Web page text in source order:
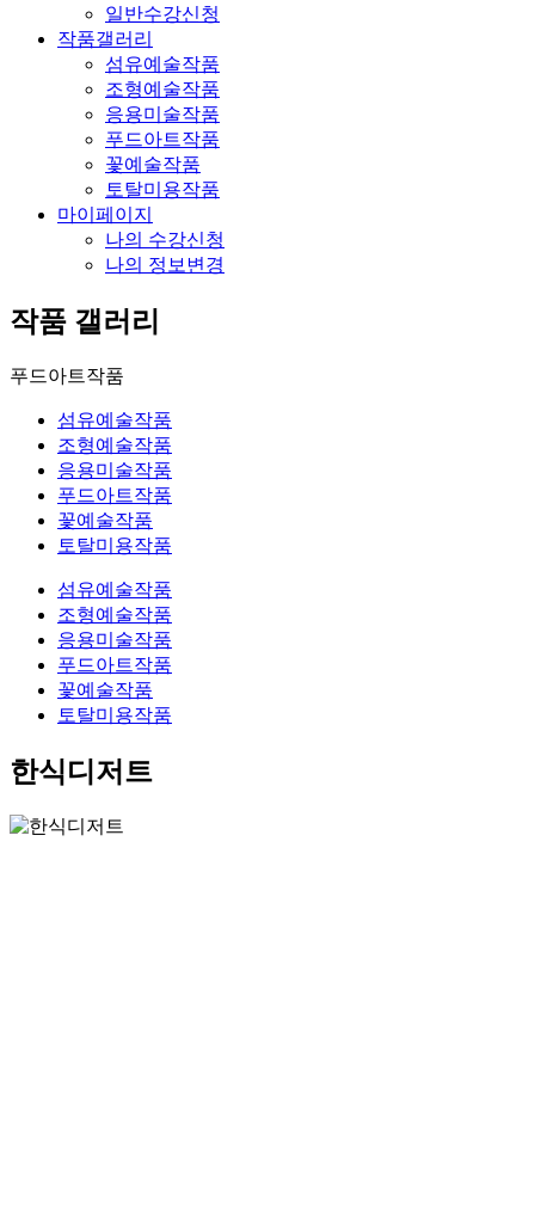
일반수강신청
작품갤러리
섬유예술작품
조형예술작품
응용미술작품
푸드아트작품
꽃예술작품
토탈미용작품
마이페이지
나의 수강신청
나의 정보변경
작품 갤러리
푸드아트작품
섬유예술작품
조형예술작품
응용미술작품
푸드아트작품
꽃예술작품
토탈미용작품
섬유예술작품
조형예술작품
응용미술작품
푸드아트작품
꽃예술작품
토탈미용작품
한식디저트